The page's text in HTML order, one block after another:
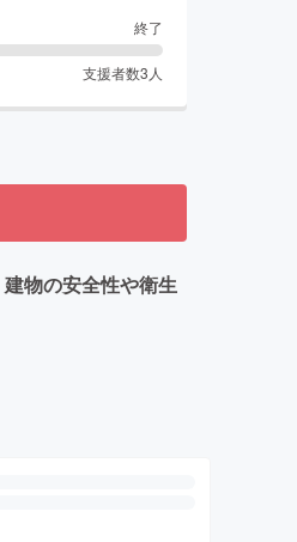
終了
支援者数3 人
物の安全性や衛生